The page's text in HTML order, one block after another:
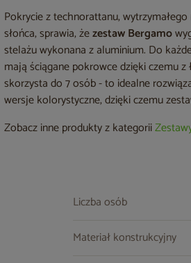
Pokrycie z technorattanu,
słońca, sprawia, żezestaw Bergamo
stelażu wykonana z aluminium. Do
mają ściągane pokrowce dzięki czemu
skorzysta do 7 osób - to idealne
wersje kolorystyczne, dzięki czemu
Zobacz inne produkty z kategorii
Liczba osób
Materiał konstrukcyjny